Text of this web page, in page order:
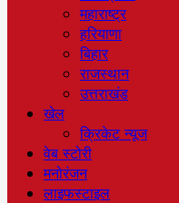
महाराष्ट्र
हरियाणा
बिहार
राजस्थान
उत्तराखंड
खेल
क्रिकेट न्यूज
वेब स्टोरी
मनोरंजन
लाइफस्टाइल